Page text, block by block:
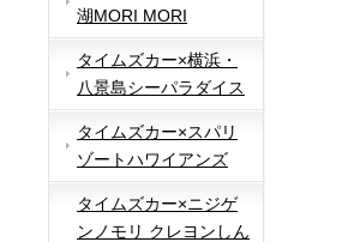
湖MORI MORI
タイムズカー×横浜・
八景島シーパラダイス
タイムズカー×スパリ
ゾートハワイアンズ
タイムズカー×ニジゲ
ンノモリ クレヨンしん